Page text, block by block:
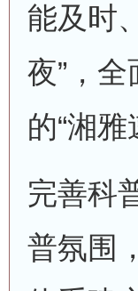
能及时
夜”，
的“湘雅
完善科
普氛围